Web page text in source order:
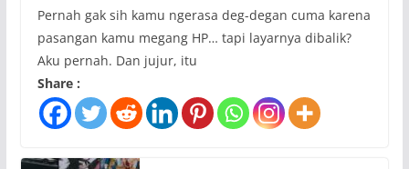
Pernah gak sih kamu ngerasa deg-degan cuma karena
pasangan kamu megang HP… tapi layarnya dibalik?
Aku pernah. Dan jujur, itu
Share :